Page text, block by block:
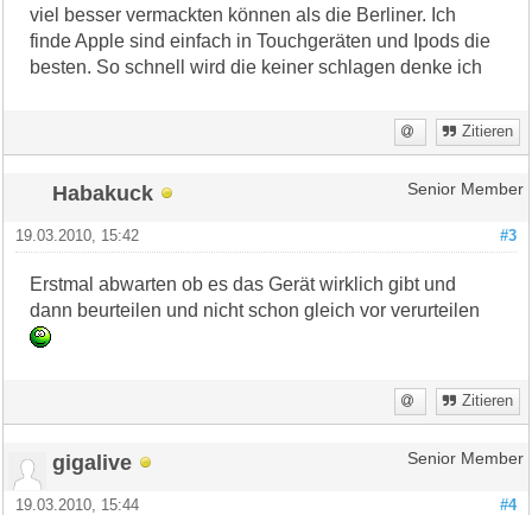
viel besser vermackten können als die Berliner. Ich
finde Apple sind einfach in Touchgeräten und Ipods die
besten. So schnell wird die keiner schlagen denke ich
Zitieren
Habakuck Senior Member
#3
19.03.2010, 15:42
Erstmal abwarten ob es das Gerät wirklich gibt und
dann beurteilen und nicht schon gleich vor verurteilen
Zitieren
gigalive Senior Member
#4
19.03.2010, 15:44